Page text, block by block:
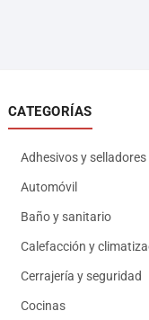
CATEGORÍAS
Adhesivos y selladores
Automóvil
Baño y sanitario
Calefacción y
Cerrajería y seguridad
Cocinas